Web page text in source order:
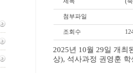
첨부파일
조회수
2025년 10월 29일 개최
상), 석사과정 권영훈 학